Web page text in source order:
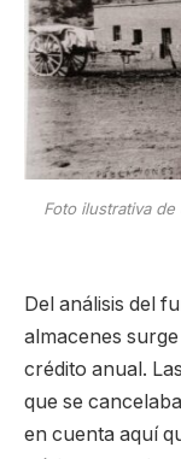
Foto ilustrativa
Del análisis del
almacenes
crédito anual.
que se
en cuenta aquí